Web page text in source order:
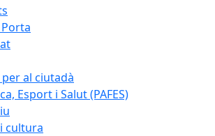
al ciutadà
Esport i Salut (PAFES)
cultura